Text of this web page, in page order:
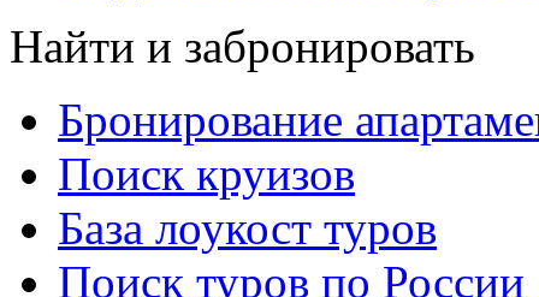
Найти и забронировать
Бронирование
Поиск круизов
База лоукост туров
Поиск туров по России